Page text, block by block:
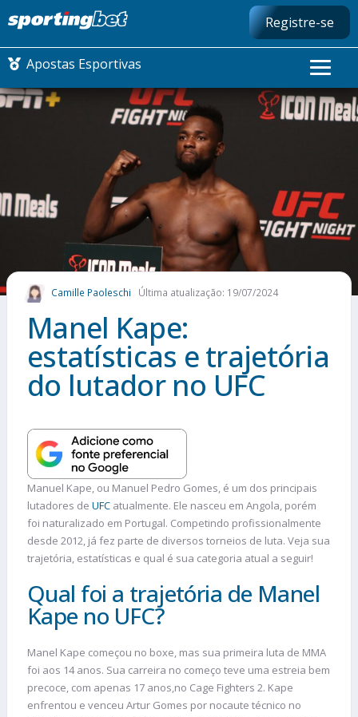
Registre-se
Apostas Esportivas
CONMEBOL LIBERTADORES
FUTEBOL NACIONAL
FUTEBOL INTERNACIONAL
COMO APOSTAR
MAIS ESPORTES
Camille Paoleschi Última atualização: 19/07/2024
Manel Kape:
estatísticas e trajetória
do lutador no UFC
Manuel Kape, ou Manuel Pedro Gomes, é um dos principais
lutadores de UFC atualmente. Ele nasceu em Angola, porém
foi naturalizado em Portugal. Competindo profissionalmente
desde 2012, já fez parte de diversos torneios de luta. Veja sua
trajetória, estatísticas e qual é sua categoria atual a seguir!
Qual foi a trajetória de Manel
Kape no UFC?
Manel Kape começou no boxe, mas sua primeira luta de MMA
foi aos 14 anos. Sua carreira no começo teve uma estreia bem
precoce, com apenas 17 anos,no Cage Fighters 2. Kape
enfrentou e venceu Artur Gomes por nocaute técnico no